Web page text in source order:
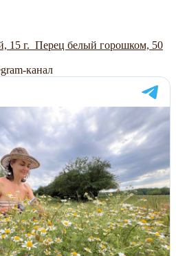
15 г. Перец белый горошком, 50
канал